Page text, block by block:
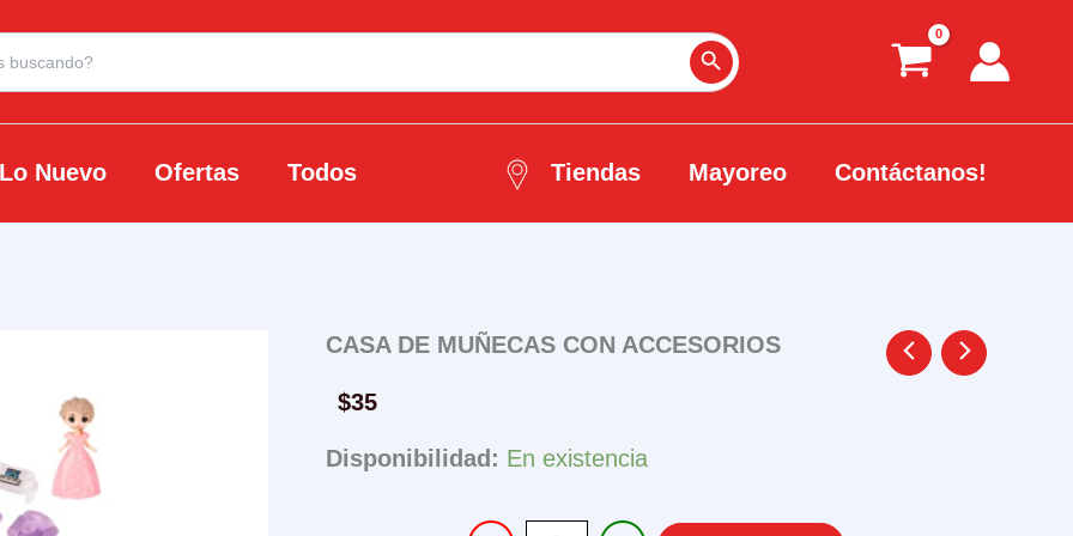
Lo Nuevo Ofertas Todos Tiendas Mayoreo Contáctanos!
CASA DE MUÑECAS CON ACCESORIOS
$35
Disponibilidad: En existencia
CASA